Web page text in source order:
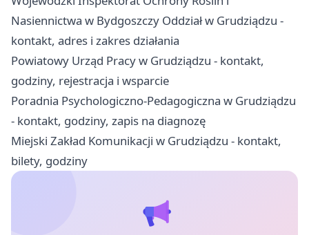
Nasiennictwa w Bydgoszczy Oddział w Grudziądzu -
kontakt, adres i zakres działania
Powiatowy Urząd Pracy w Grudziądzu - kontakt,
godziny, rejestracja i wsparcie
Poradnia Psychologiczno-Pedagogiczna w Grudziądzu
- kontakt, godziny, zapis na diagnozę
Miejski Zakład Komunikacji w Grudziądzu - kontakt,
bilety, godziny